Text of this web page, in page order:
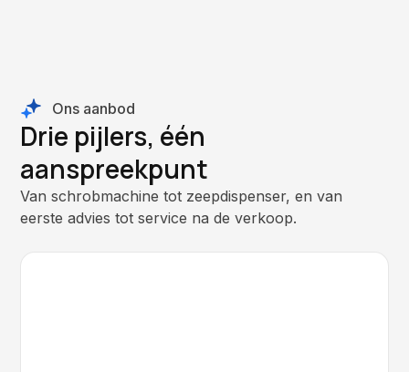
Ons aanbod
Drie pijlers, één
aanspreekpunt
Van schrobmachine tot zeepdispenser, en van
eerste advies tot service na de verkoop.